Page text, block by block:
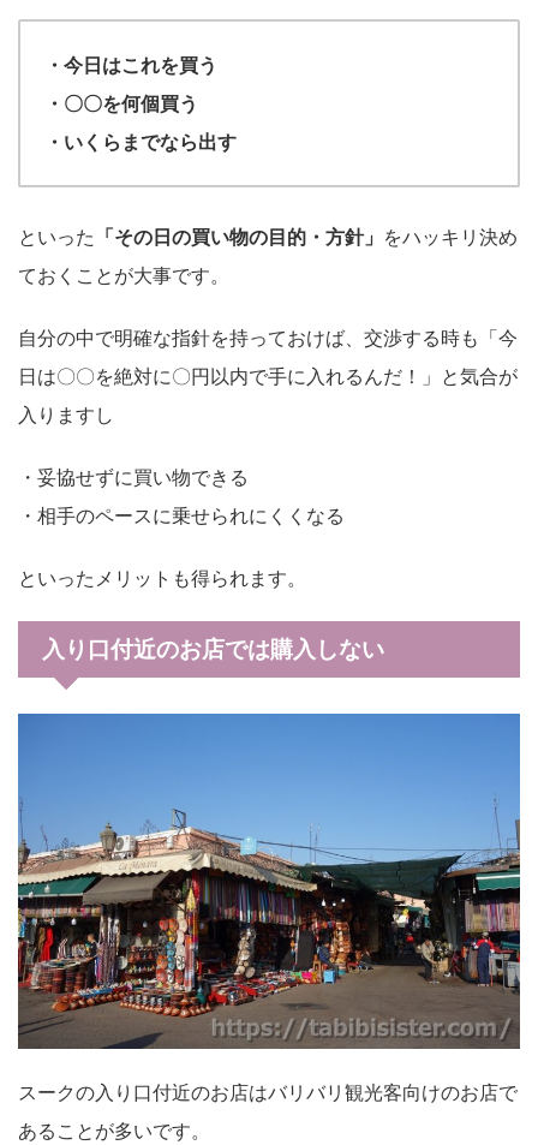
・今日はこれを買う
・〇〇を何個買う
・いくらまでなら出す
といった 「その日の買い物の目的・方針」 をハッキリ決め
ておくことが大事です。
自分の中で明確な指針を持っておけば、交渉する時も「今
日は〇〇を絶対に〇円以内で手に入れるんだ！」と気合が
入りますし
・妥協せずに買い物できる
・相手のペースに乗せられにくくなる
といったメリットも得られます。
入り口付近のお店では購入しない
スークの入り口付近のお店はバリバリ観光客向けのお店で
あることが多いです。